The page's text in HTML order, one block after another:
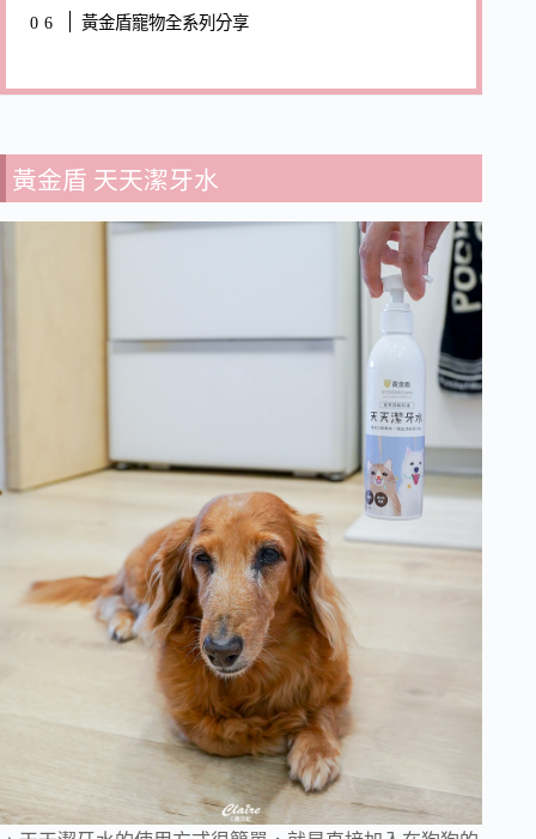
黃金盾寵物全系列分享
黃金盾 天天潔牙水